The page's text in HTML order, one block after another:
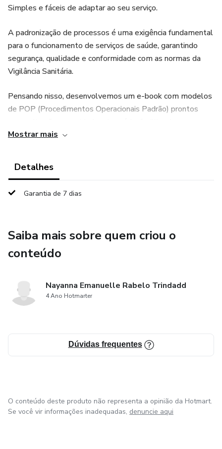
Simples e fáceis de adaptar ao seu serviço.
A padronização de processos é uma exigência fundamental
para o funcionamento de serviços de saúde, garantindo
segurança, qualidade e conformidade com as normas da
Vigilância Sanitária.
Pensando nisso, desenvolvemos um e-book com modelos
de POP (Procedimentos Operacionais Padrão) prontos
organização dos processos e o cumprimento das exigências
Mostrar mais
Detalhes
Garantia de 7 dias
Saiba mais sobre quem criou o
conteúdo
Nayanna Emanuelle Rabelo Trindadd
4 Ano Hotmarter
Dúvidas frequentes
O conteúdo deste produto não representa a opinião da Hotmart.
Se você vir informações inadequadas, denuncie aqui